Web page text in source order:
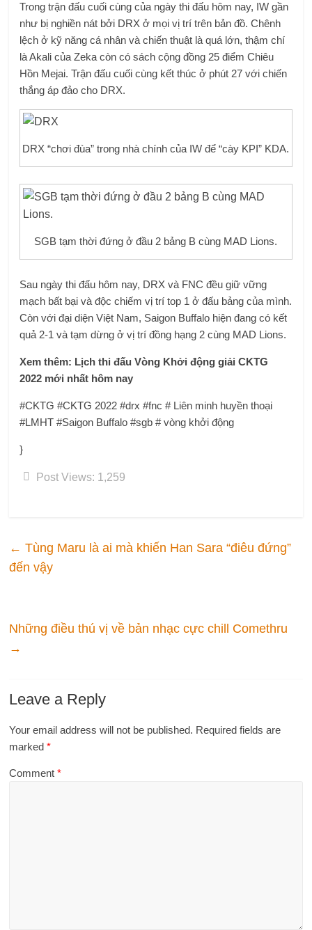
Trong trận đấu cuối cùng của ngày thi đấu hôm nay, IW gần
như bị nghiền nát bởi DRX ở mọi vị trí trên bản đồ. Chênh
lệch ở kỹ năng cá nhân và chiến thuật là quá lớn, thậm chí
là Akali của Zeka còn có sách cộng đồng 25 điểm Chiêu
Hồn Mejai. Trận đấu cuối cùng kết thúc ở phút 27 với chiến
thắng áp đảo cho DRX.
DRX “chơi đùa” trong nhà chính của IW để “cày KPI” KDA.
SGB ​​tạm thời đứng ở đầu 2 bảng B cùng MAD Lions.
Sau ngày thi đấu hôm nay, DRX và FNC đều giữ vững
mạch bất bại và độc chiếm vị trí top 1 ở đấu bảng của mình.
Còn với đại diện Việt Nam, Saigon Buffalo hiện đang có kết
quả 2-1 và tạm dừng ở vị trí đồng hạng 2 cùng MAD Lions.
Xem thêm: Lịch thi đấu Vòng Khởi động giải CKTG
2022 mới nhất hôm nay
#CKTG #CKTG 2022 #drx #fnc # Liên minh huyền thoại
#LMHT #Saigon Buffalo #sgb # vòng khởi động
}
Post Views: 1,259
← Tùng Maru là ai mà khiến Han Sara “điêu đứng”
đến vậy
Những điều thú vị về bản nhạc cực chill Comethru
→
Leave a Reply
Your email address will not be published. Required fields are
marked*
Comment*